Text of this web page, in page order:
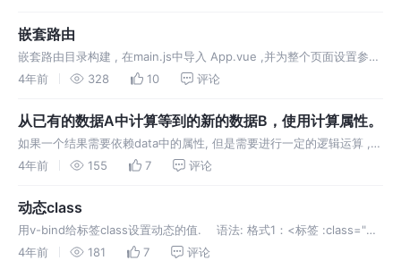
嵌套路由
嵌套路由目录构建 , 在main.js中导入 App.vue ,并为整个页面设置参数
, 注入路由. App中设置二级页面的接口 , 并导出子组件
4年前 328 10 评论
从已有的数据A中计算等到的新的数据B，使用计算属性。
如果一个结果需要依赖data中的属性, 但是需要进行一定的逻辑运算 ,
才可以得到哦想要的数据 , 此时就可以使用计算属性 .
4年前 155 7 评论
动态class
用v-bind给标签class设置动态的值. 语法: 格式1：<标签 :class="变
量" /> 格式2：<标签 :class="{类名1: 布尔值, 类名2: 布尔值}" />
4年前 181 7 评论